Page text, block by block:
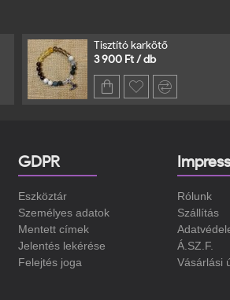
Tisztító karkötő
3 900 Ft / db
GDPR
Eszköztár
Személyes adatok
Mentett címek
Jelentés lekérése
Felejtés joga
Rólunk
Szállítás
Á.SZ.F.
Vásárlási